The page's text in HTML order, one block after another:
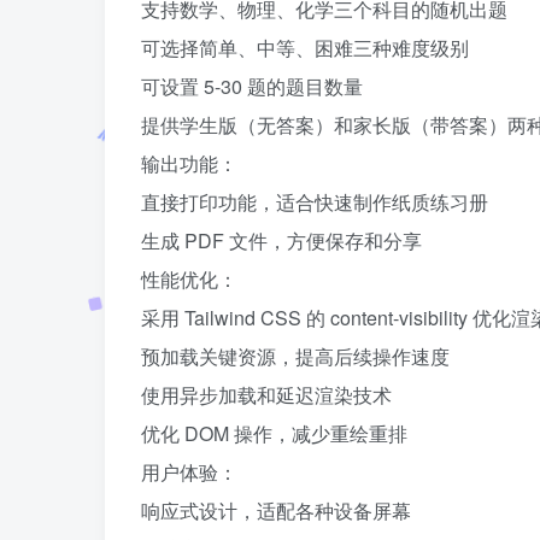
支持数学、物理、化学三个科目的随机出题
可选择简单、中等、困难三种难度级别
可设置 5-30 题的题目数量
提供学生版（无答案）和家长版（带答案）两
输出功能：
直接打印功能，适合快速制作纸质练习册
生成 PDF 文件，方便保存和分享
性能优化：
采用 Tailwind CSS 的 content-visibility 优化渲
预加载关键资源，提高后续操作速度
使用异步加载和延迟渲染技术
优化 DOM 操作，减少重绘重排
用户体验：
响应式设计，适配各种设备屏幕